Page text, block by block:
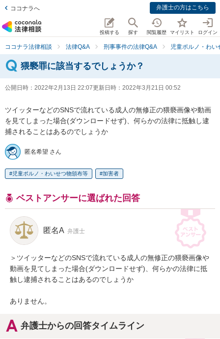
ココナラへ 弁護士の方はこちら
投稿する 探す 閲覧履歴 マイリスト ログイン
ココナラ法律相談 法律Q&A 刑事事件の法律Q&A 児童ポルノ・わ
猥褻罪に該当するでしょうか？
公開日時： 2022年2月13日 22:07更新日時： 2022年3月21日 00:52
ツイッターなどのSNSで流れている成人の無修正の猥褻画像や動画
を見てしまった場合(ダウンロードせず)、何らかの法律に抵触し逮
捕されることはあるのでしょうか
匿名希望 さん
児童ポルノ・わいせつ物頒布等 加害者
ベストアンサーに選ばれた回答
匿名A 弁護士
＞ツイッターなどのSNSで流れている成人の無修正の猥褻画像や
動画を見てしまった場合(ダウンロードせず)、何らかの法律に抵
触し逮捕されることはあるのでしょうか
ありません。
弁護士からの回答タイムライン